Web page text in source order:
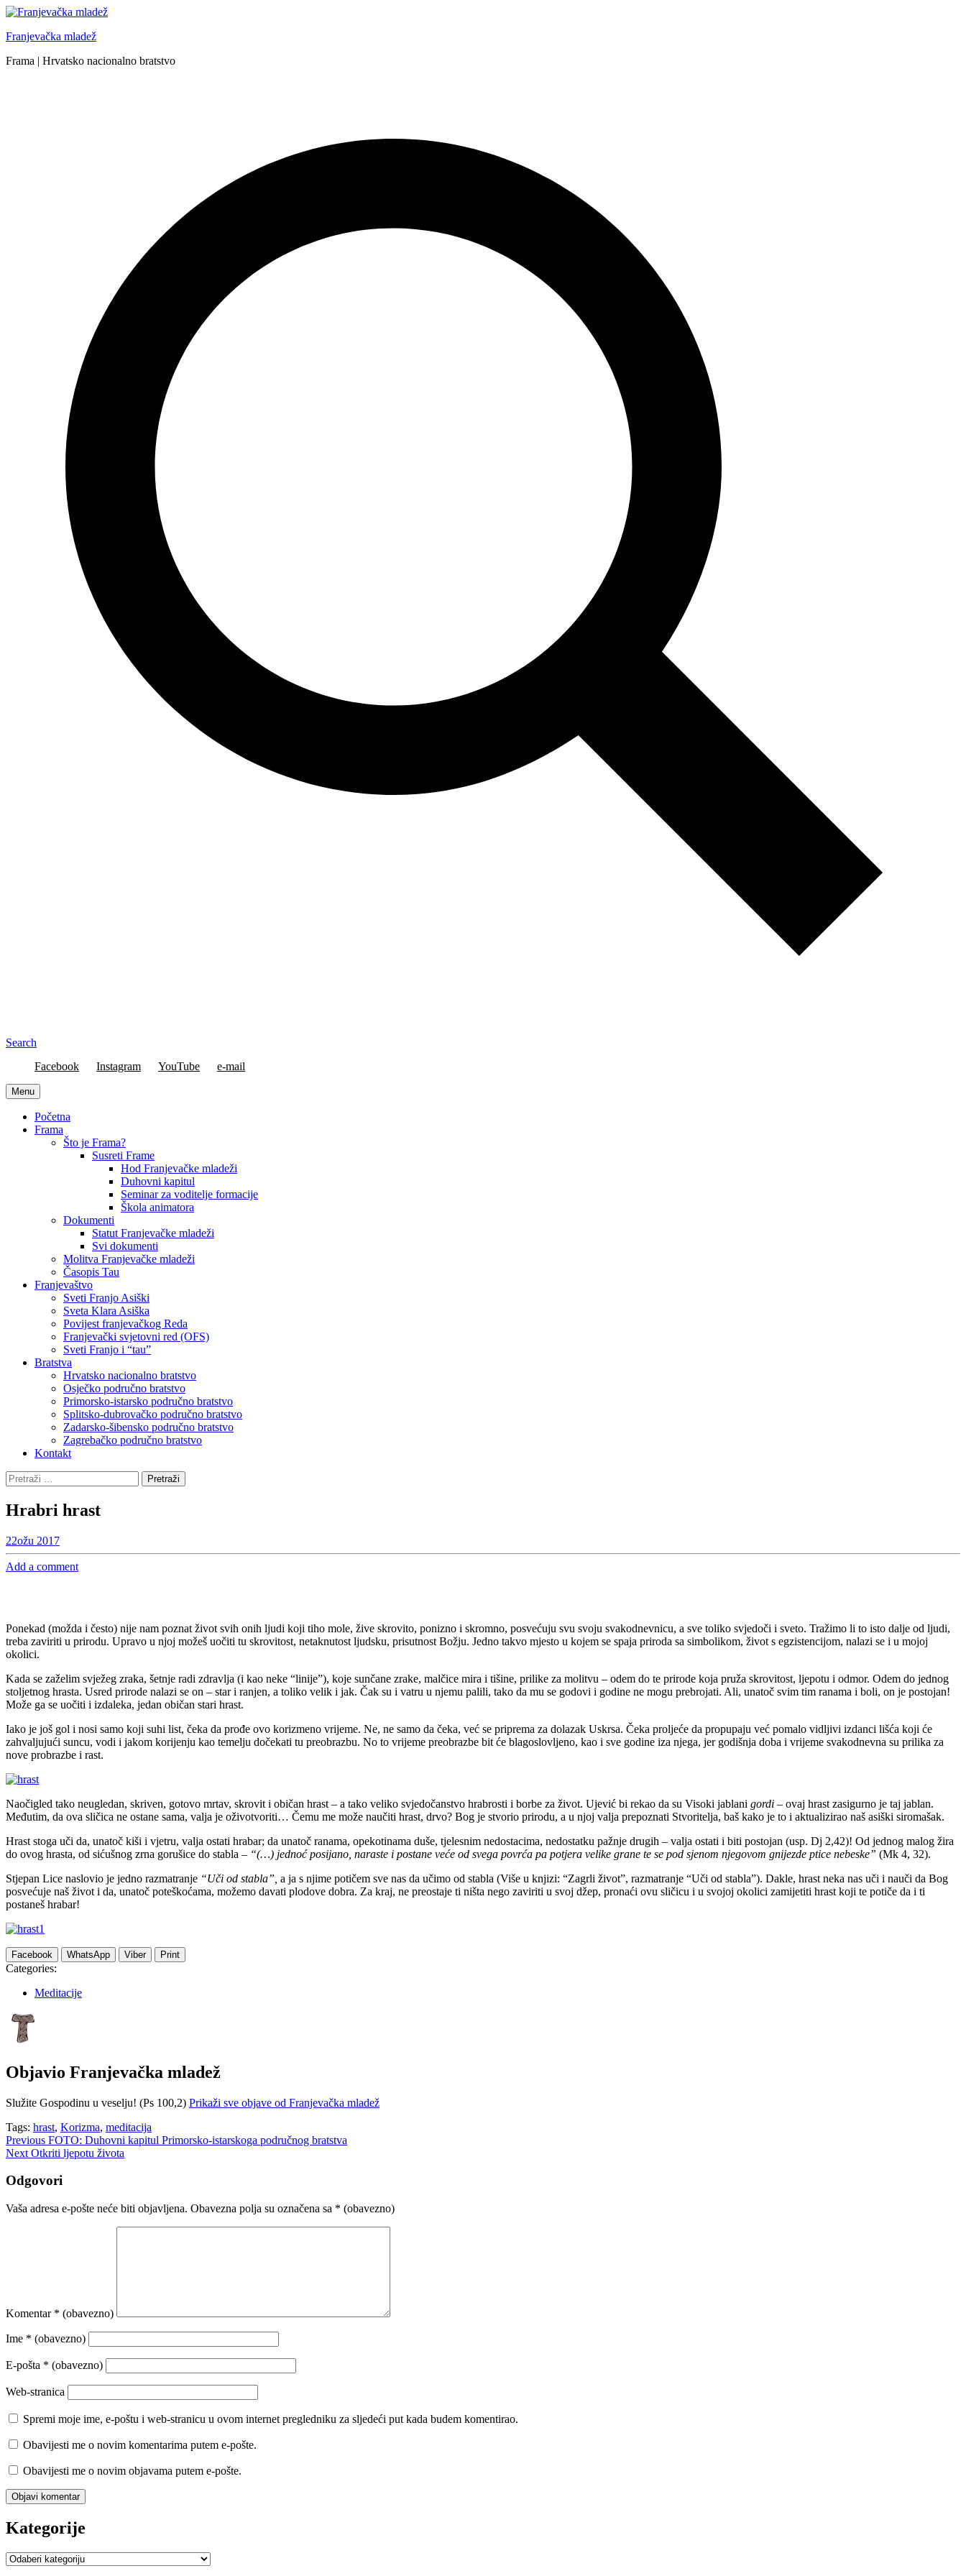
Skip
content
Franjevačka mladež
Frama | Hrvatsko nacionalno bratstvo
Search
Facebook
Instagram YouTube e-mail
Menu
Početna
Frama
Što je Frama?
Susreti Frame
Hod Franjevačke mladeži
Duhovni kapitul
Seminar za voditelje formacije
Škola animatora
Dokumenti
Statut Franjevačke mladeži
Svi dokumenti
Molitva Franjevačke mladeži
Časopis Tau
Franjevaštvo
Sveti Franjo Asiški
Sveta Klara Asiška
Povijest franjevačkog Reda
Franjevački svjetovni red (OFS)
Sveti Franjo i “tau”
Bratstva
Hrvatsko nacionalno bratstvo
Osječko područno bratstvo
Primorsko-istarsko područno bratstvo
Splitsko-dubrovačko područno bratstvo
Zadarsko-šibensko područno bratstvo
Zagrebačko područno bratstvo
Kontakt
Pretraži:
Hrabri hrast
22ožu 2017
Add a comment
Ponekad (možda i često) nije nam poznat život svih onih ljudi koji tiho mole, žive skrovito, ponizno i skromno, posvećuju svu svoju svakodnevnicu, a sve toliko svjedoči i sveto. Tražimo li to isto dalje od ljudi,
treba zaviriti u prirodu. Upravo u njoj možeš uočiti tu skrovitost, netaknutost ljudsku, prisutnost Božju. Jedno takvo mjesto u kojem se spaja priroda sa simbolikom, život s egzistencijom, nalazi se i u mojoj
okolici.
Kada se zaželim svježeg zraka, šetnje radi zdravlja (i kao neke “linije”), koje sunčane zrake, malčice mira i tišine, prilike za molitvu – odem do te prirode koja pruža skrovitost, ljepotu i odmor. Odem do jednog
stoljetnog hrasta. Usred prirode nalazi se on – star i ranjen, a toliko velik i jak. Čak su i vatru u njemu palili, tako da mu se godovi i godine ne mogu prebrojati. Ali, unatoč svim tim ranama i boli, on je postojan!
Može ga se uočiti i izdaleka, jedan običan stari hrast.
Iako je još gol i nosi samo koji suhi list, čeka da prođe ovo korizmeno vrijeme. Ne, ne samo da čeka, već se priprema za dolazak Uskrsa. Čeka proljeće da propupaju već pomalo vidljivi izdanci lišća koji će
zahvaljujući suncu, vodi i jakom korijenju kao temelju dočekati tu preobrazbu. No to vrijeme preobrazbe bit će blagoslovljeno, kao i sve godine iza njega, jer godišnja doba i vrijeme svakodnevna su prilika za
nove probrazbe i rast.
Naočigled tako neugledan, skriven, gotovo mrtav, skrovit i običan hrast – a tako veliko svjedočanstvo hrabrosti i borbe za život. Ujević bi rekao da su Visoki jablani gordi – ovaj hrast zasigurno je taj jablan.
Međutim, da ova sličica ne ostane sama, valja je oživotvoriti… Čemu me može naučiti hrast, drvo? Bog je stvorio prirodu, a u njoj valja prepoznati Stvoritelja, baš kako je to i aktualizirao naš asiški siromašak.
Hrast stoga uči da, unatoč kiši i vjetru, valja ostati hrabar; da unatoč ranama, opekotinama duše, tjelesnim nedostacima, nedostatku pažnje drugih – valja ostati i biti postojan (usp. Dj 2,42)! Od jednog malog žira
do ovog hrasta, od sićušnog zrna gorušice do stabla – “(…) jednoć posijano, naraste i postane veće od svega povrća pa potjera velike grane te se pod sjenom njegovom gnijezde ptice nebeske” (Mk 4, 32).
Stjepan Lice naslovio je jedno razmatranje “Uči od stabla”, a ja s njime potičem sve nas da učimo od stabla (Više u knjizi: “Zagrli život”, razmatranje “Uči od stabla”). Dakle, hrast neka nas uči i nauči da Bog
posvećuje naš život i da, unatoč poteškoćama, možemo davati plodove dobra. Za kraj, ne preostaje ti ništa nego zaviriti u svoj džep, pronaći ovu sličicu i u svojoj okolici zamijetiti hrast koji te potiče da i ti
postaneš hrabar!
Facebook WhatsApp Viber Print
Categories:
Meditacije
Objavio Franjevačka mladež
Služite Gospodinu u veselju! (Ps 100,2) Prikaži sve objave od Franjevačka mladež
Tags: hrast, Korizma, meditacija
Navigacija
objava
Previous FOTO: Duhovni kapitul Primorsko-istarskoga područnog bratstva
Next Otkriti ljepotu života
Odgovori
Vaša adresa e-pošte neće biti objavljena. Obavezna polja su označena sa * (obavezno)
Komentar * (obavezno)
Ime * (obavezno)
E-pošta * (obavezno)
Web-stranica
Spremi moje ime, e-poštu i web-stranicu u ovom internet pregledniku za sljedeći put kada budem komentirao.
Obavijesti me o novim komentarima putem e-pošte.
Obavijesti me o novim objavama putem e-pošte.
Kategorije
Kategorije